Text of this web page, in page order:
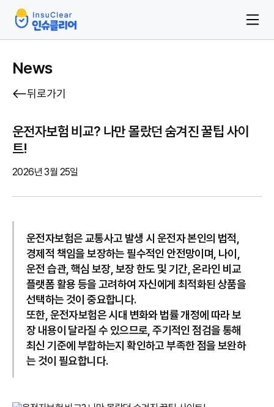
News
뒤로가기
운전자보험 비교? 나만 몰랐던 숨겨진 꿀팁 사이
트!
2026년 3월 25일
운전자보험은 교통사고 발생 시 운전자 본인의 법적,
경제적 책임을 보장하는 필수적인 안전망이며, 나이,
운전 습관, 핵심 보장, 보장 한도 및 기간, 온라인 비교
플랫폼 활용 등을 고려하여 자신에게 최적화된 상품을
선택하는 것이 중요합니다.
또한, 운전자보험은 시대 변화와 법률 개정에 따라 보
장 내용이 달라질 수 있으므로, 주기적인 점검을 통해
최신 기준에 부합하는지 확인하고 부족한 점을 보완하
는 것이 필요합니다.